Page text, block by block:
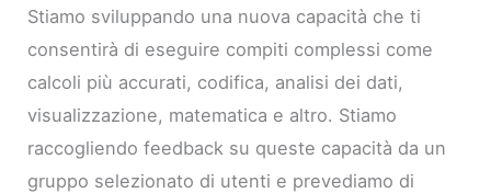
Stiamo sviluppando una nuova capacità che ti
consentirà di eseguire compiti complessi come
calcoli più accurati, codifica, analisi dei dati,
visualizzazione, matematica e altro. Stiamo
raccogliendo feedback su queste capacità da un
gruppo selezionato di utenti e prevediamo di